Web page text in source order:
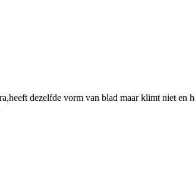
dezelfde vorm van blad maar klimt niet en